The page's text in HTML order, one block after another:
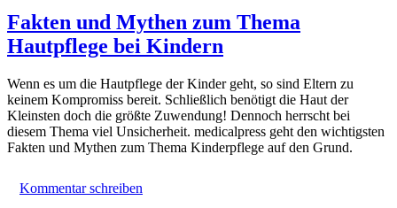
Fakten und Mythen zum Thema
Hautpflege bei Kindern
Wenn es um die Hautpflege der Kinder geht, so sind Eltern zu
keinem Kompromiss bereit. Schließlich benötigt die Haut der
Kleinsten doch die größte Zuwendung! Dennoch herrscht bei
diesem Thema viel Unsicherheit. medicalpress geht den wichtigsten
Fakten und Mythen zum Thema Kinderpflege auf den Grund.
Kommentar schreiben